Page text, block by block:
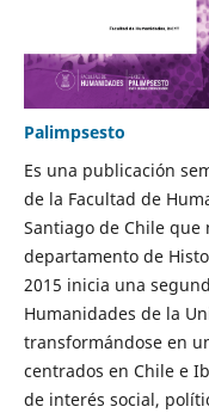
Palimpsesto
Es una publicación
de la Facultad de
Santiago de Chile que
departamento de
2015 inicia una
Humanidades de la
transformándose en
centrados en Chile e
de interés social,